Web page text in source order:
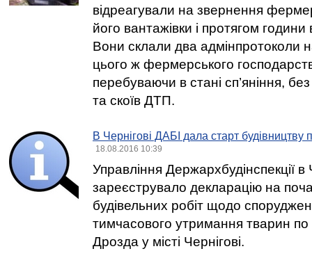
відреагували на звернення
його вантажівки і протягом
Вони склали два адмінпротоколи
цього ж фермерського
перебуваючи в стані сп’яніння,
та скоїв ДТП.
В Чернігові ДАБІ дала старт будівництву
18.08.2016 10:39
Управління Держархбудінспекції в
зареєструвало декларацію на
будівельних робіт щодо
тимчасового утримання тварин
Дрозда у місті Чернігові.